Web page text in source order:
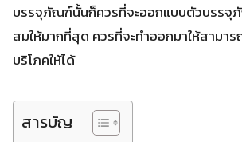
บรรจุภัณฑ์นั้นก็ควรที่จะออกแบบตัวบรรจุภั
สมให้มากที่สุด ควรที่จะทำออกมาให้สามา
บริโภคให้ได้
สารบัญ